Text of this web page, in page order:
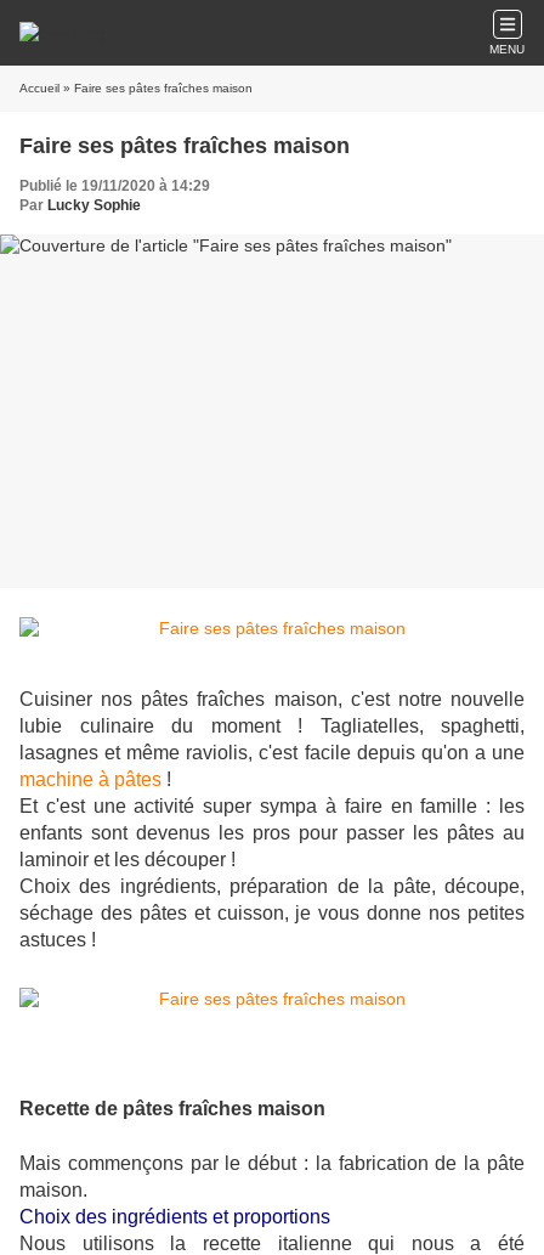
MENU
Accueil » Faire ses pâtes fraîches maison
Faire ses pâtes fraîches maison
Publié le 19/11/2020 à 14:29
Par Lucky Sophie
Cuisiner nos pâtes fraîches maison, c'est notre nouvelle
lubie culinaire du moment ! Tagliatelles, spaghetti,
lasagnes et même raviolis, c'est facile depuis qu'on a une
machine à pâtes !
Et c'est une activité super sympa à faire en famille : les
enfants sont devenus les pros pour passer les pâtes au
laminoir et les découper !
Choix des ingrédients, préparation de la pâte, découpe,
séchage des pâtes et cuisson, je vous donne nos petites
astuces !
Recette de pâtes fraîches maison
Mais commençons par le début : la fabrication de la pâte
maison.
Choix des ingrédients et proportions
Nous utilisons la recette italienne qui nous a été